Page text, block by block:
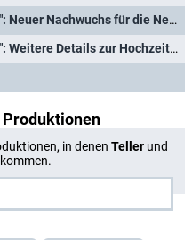
"The Big Bang Theory": Neuer Nachwuchs für die Nerds?
"The Big Bang Theory": Weitere Details zur Hochzeitsfolge
Produktionen
in denen Teller und